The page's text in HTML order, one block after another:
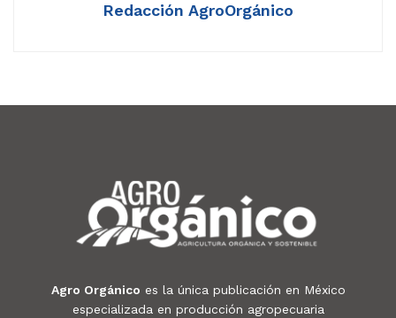
Redacción AgroOrgánico
Agro Orgánico es la única publicación en México
especializada en producción agropecuaria